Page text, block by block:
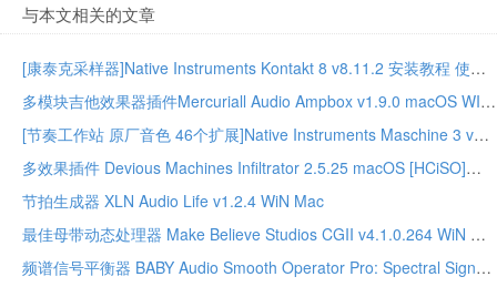
与本文相关的文章
[康泰克采样器]Native Instruments Kontakt 8 v8.11.2 安装教程 使用教程 [WiN, MacOSX]
多模块吉他效果器插件Mercuriall Audio Ampbox v1.9.0 macOS WIN
[节奏工作站 原厂音色 46个扩展]Native Instruments Maschine 3 v3.5.0 [WiN MacOSX]（32GB+）
多效果插件 Devious Machines Infiltrator 2.5.25 macOS [HCiSO]
节拍生成器 XLN Audio Life v1.2.4 WiN Mac
最佳母带动态处理器 Make Believe Studios CGII v4.1.0.264 WiN MAC(ARM)
频谱信号平衡器 BABY Audio Smooth Operator Pro: Spectral Signal Balancer 1.2.0 WiN MAC